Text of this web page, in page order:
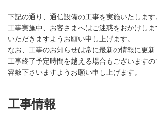
下記の通り、通信設備の工事を実施いたします
工事実施中、お客さまへはご迷惑をおかけし
いただきますようお願い申し上げます。
なお、工事のお知らせは常に最新の情報に更新
工事終了予定時間を越える場合もございます
容赦下さいますようお願い申し上げます。
工事情報